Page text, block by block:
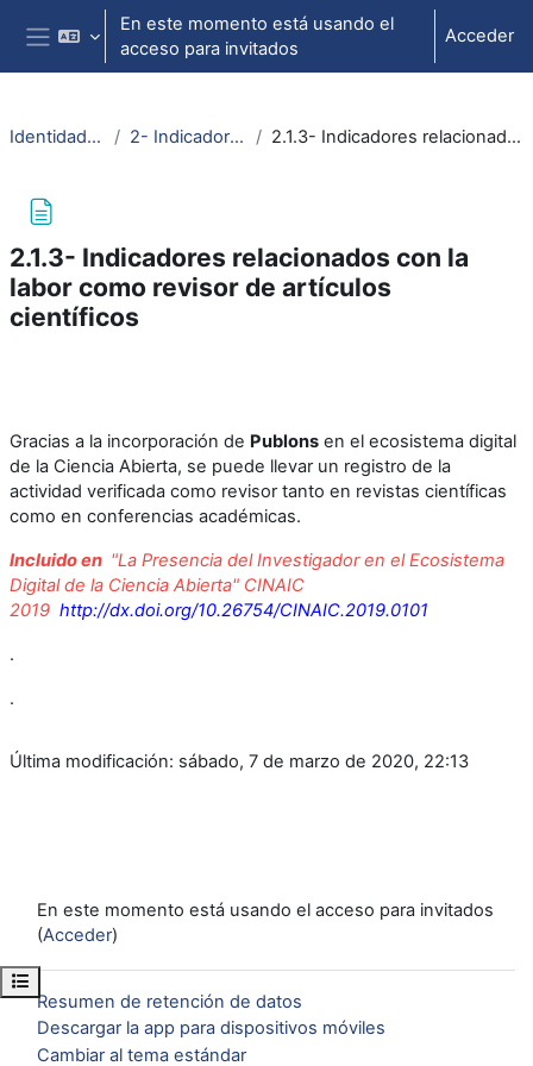
Salta al contenido principal
Panel lateral
En este momento está usando el
acceso para invitados
Acceder
Abrir índice del curso
Identidad Digital Investigador 2- Indicadores de reputación científica 2.1.3- Indicadores relacionados con la labor como revisor de artículos científicos
2.1.3- Indicadores relacionados con la
labor como revisor de artículos
científicos
Gracias a la incorporación de Publons en el ecosistema digital
de la Ciencia Abierta, se puede llevar un registro de la
actividad verificada como revisor tanto en revistas científicas
como en conferencias académicas.
Incluido en "La Presencia del Investigador en el Ecosistema
Digital de la Ciencia Abierta" CINAIC
2019 http://dx.doi.org/10.26754/CINAIC.2019.0101
.
.
Última modificación: sábado, 7 de marzo de 2020, 22:13
En este momento está usando el acceso para invitados
(Acceder)
Resumen de retención de datos
Descargar la app para dispositivos móviles
Cambiar al tema estándar